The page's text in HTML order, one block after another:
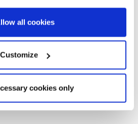
all cookies
Customize
cookies only